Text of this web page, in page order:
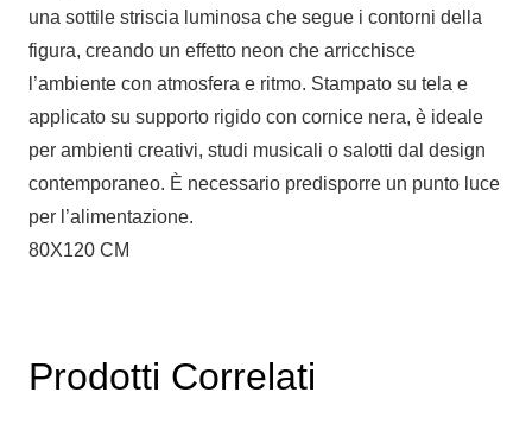
una sottile striscia luminosa che segue i contorni della
figura, creando un effetto neon che arricchisce
l’ambiente con atmosfera e ritmo. Stampato su tela e
applicato su supporto rigido con cornice nera, è ideale
per ambienti creativi, studi musicali o salotti dal design
contemporaneo. È necessario predisporre un punto luce
per l’alimentazione.
80X120 CM
Prodotti Correlati